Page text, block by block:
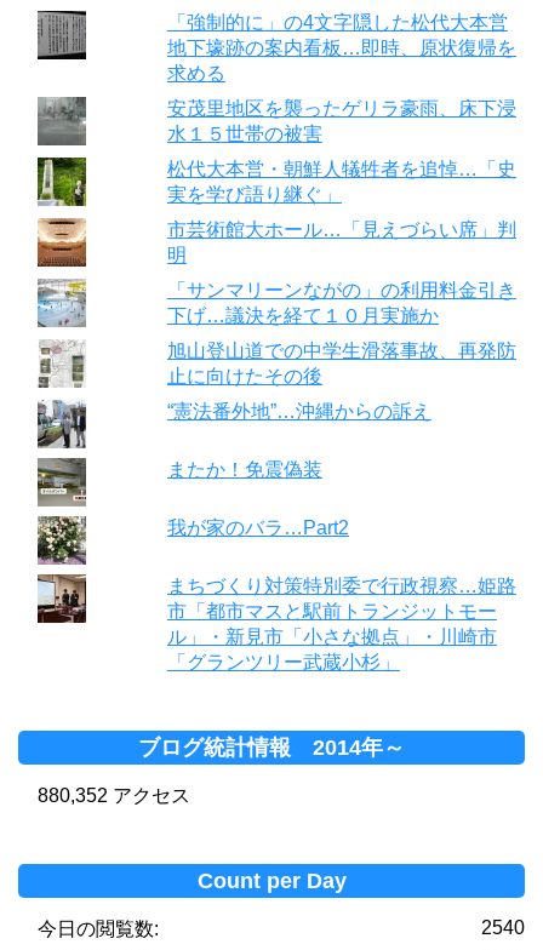
「強制的に」の4文字隠した松代大本営
地下壕跡の案内看板…即時、原状復帰を
求める
安茂里地区を襲ったゲリラ豪雨、床下浸
水１５世帯の被害
松代大本営・朝鮮人犠牲者を追悼…「史
実を学び語り継ぐ」
市芸術館大ホール…「見えづらい席」判
明
「サンマリーンながの」の利用料金引き
下げ…議決を経て１０月実施か
旭山登山道での中学生滑落事故、再発防
止に向けたその後
“憲法番外地”…沖縄からの訴え
またか！免震偽装
我が家のバラ…Part2
まちづくり対策特別委で行政視察…姫路
市「都市マスと駅前トランジットモー
ル」・新見市「小さな拠点」・川崎市
「グランツリー武蔵小杉」
ブログ統計情報 2014年～
880,352 アクセス
Count per Day
2540
今日の閲覧数: